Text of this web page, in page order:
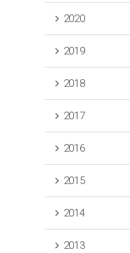
2020
2019
2018
2017
2016
2015
2014
2013